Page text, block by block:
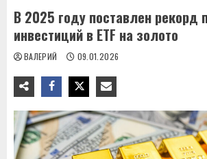
В 2025 году поставлен рекорд
инвестиций в ETF на золото
ВАЛЕРИЙ 09.01.2026